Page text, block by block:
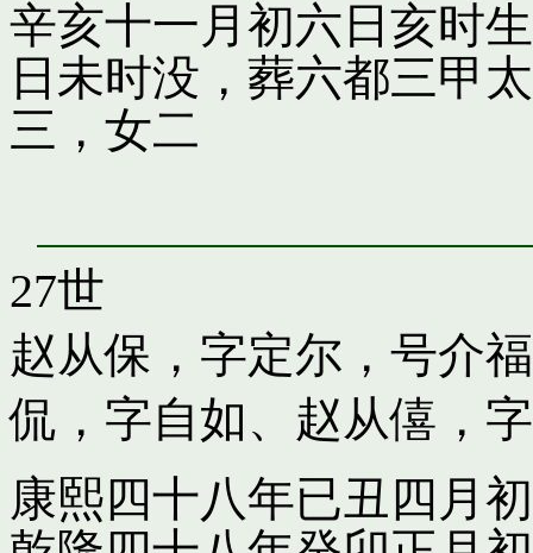
辛亥十一月初六日亥时
日未时没，葬六都三甲
三，女二
27世
赵从保，字定尔，号介福
侃，字自如、 赵从僖，
康熙四十八年已丑四月